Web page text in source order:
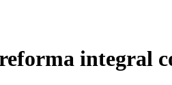
integral